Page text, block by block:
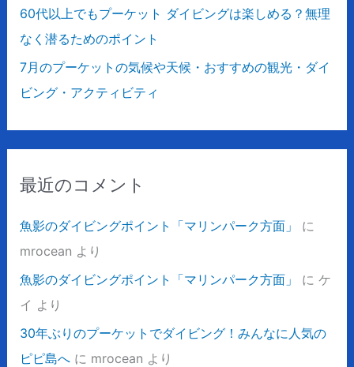
60代以上でもプーケット ダイビングは楽しめる？無理
なく潜るためのポイント
7月のプーケットの気候や天候・おすすめの観光・ダイ
ビング・アクティビティ
最近のコメント
魚影のダイビングポイント「マリンパーク方面」
に
mrocean より
魚影のダイビングポイント「マリンパーク方面」
に ケ
イ より
30年ぶりのプーケットでダイビング！みんなに人気の
ピピ島へに mrocean より